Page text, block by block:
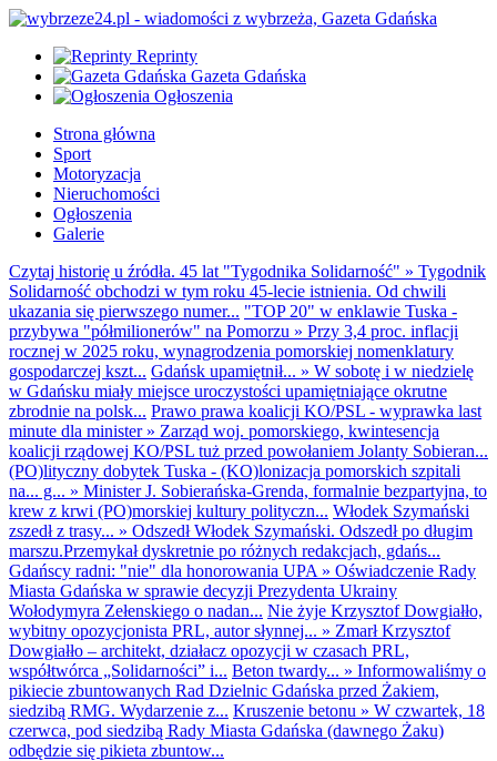
Reprinty
Gazeta Gdańska
Ogłoszenia
Strona główna
Sport
Motoryzacja
Nieruchomości
Ogłoszenia
Galerie
Czytaj historię u źródła. 45 lat "Tygodnika Solidarność" » Tygodnik
Solidarność obchodzi w tym roku 45-lecie istnienia. Od chwili
ukazania się pierwszego numer... "TOP 20" w enklawie Tuska -
przybywa "półmilionerów" na Pomorzu » Przy 3,4 proc. inflacji
rocznej w 2025 roku, wynagrodzenia pomorskiej nomenklatury
gospodarczej kszt... Gdańsk upamiętnił... » W sobotę i w niedzielę
w Gdańsku miały miejsce uroczystości upamiętniające okrutne
zbrodnie na polsk... Prawo prawa koalicji KO/PSL - wyprawka last
minute dla minister» Zarząd woj. pomorskiego, kwintesencja
koalicji rządowej KO/PSL tuż przed powołaniem Jolanty Sobieran...
(PO)lityczny dobytek Tuska - (KO)lonizacja pomorskich szpitali
na... g... » Minister J. Sobierańska-Grenda, formalnie bezpartyjna, to
krew z krwi (PO)morskiej kultury polityczn... Włodek Szymański
zszedł z trasy... » Odszedł Włodek Szymański. Odszedł po długim
marszu.Przemykał dyskretnie po różnych redakcjach, gdańs...
Gdańscy radni: "nie" dla honorowania UPA » Oświadczenie Rady
Miasta Gdańska w sprawie decyzji Prezydenta Ukrainy
Wołodymyra Zełenskiego o nadan... Nie żyje Krzysztof Dowgiałło,
wybitny opozycjonista PRL, autor słynnej... » Zmarł Krzysztof
Dowgiałło – architekt, działacz opozycji w czasach PRL,
współtwórca „Solidarności” i... Beton twardy... » Informowaliśmy o
pikiecie zbuntowanych Rad Dzielnic Gdańska przed Żakiem,
siedzibą RMG. Wydarzenie z... Kruszenie betonu » W czwartek, 18
czerwca, pod siedzibą Rady Miasta Gdańska (dawnego Żaku)
odbędzie się pikieta zbuntow...